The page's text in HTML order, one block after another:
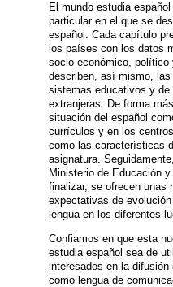
El mundo estudia
particular en el que se
español. Cada capítulo
los países con los datos
socio-económico,
describen, así mismo,
sistemas educativos y de
extranjeras. De forma
situación del español
currículos y en los
como las características
asignatura.
Ministerio de Educación
finalizar, se ofrecen unas
expectativas de
lengua en los diferentes
Confiamos en que esta
estudia español sea de
interesados en la
como lengua de